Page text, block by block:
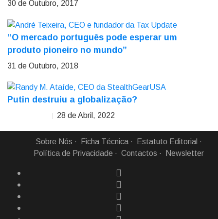
30 de Outubro, 2017
“O mercado português pode esperar um
produto pioneiro no mundo”
31 de Outubro, 2018
Putin destruiu a globalização?
28 de Abril, 2022
Sobre Nós Ficha Técnica
Estatuto Editorial
Política de Privacidade
Contactos Newsletter